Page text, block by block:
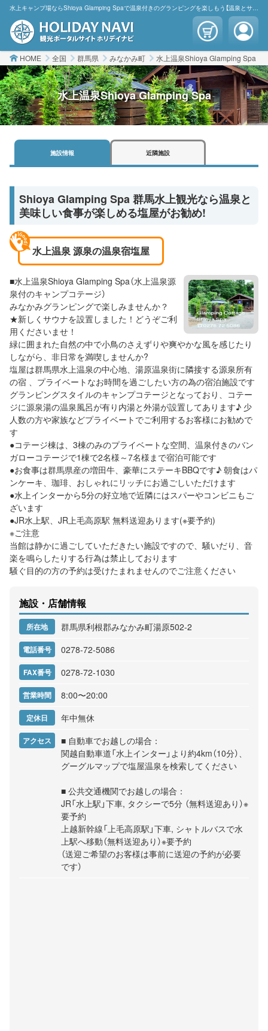
水上キャンプ場ならShioya Glamping Spaで温泉付きのグランピングを楽しもう【温泉とサウナ】で豪華グランピングをコテージで満喫｜お洒落なコテージ 塩屋温泉グランピングオフィシャルホームページ | ホリデイナビ
HOME 全国 群馬県 みなかみ町 水上温泉Shioya Glamping Spa
水上温泉Shioya Glamping Spa
施設情報 近隣施設
Shioya Glamping Spa 群馬水上観光なら温泉と
美味しい食事が楽しめる塩屋がお勧め!
水上温泉 源泉の温泉宿塩屋
■水上温泉Shioya Glamping Spa（水上温泉源
泉付のキャンプコテージ）
みなかみグランピングで楽しみませんか？
★新しくサウナを設置しました！どうぞご利
用くださいませ！
緑に囲まれた自然の中で小鳥のさえずりや爽やかな風を感じたり
しながら、非日常を満喫しませんか?
塩屋は群馬県水上温泉の中心地、湯原温泉街に隣接する源泉所有
の宿 、プライベートなお時間を過ごしたい方の為の宿泊施設です
グランピングスタイルのキャンプコテージとなっており、コテー
ジに源泉湯の温泉風呂が有り内湯と外湯が設置してあります♪ 少
人数の方や家族などプライベートでご利用するお客様にお勧めで
す
●コテージ棟は、3棟のみのプライベートな空間、温泉付きのバン
ガローコテージで1棟で2名様～7名様まで宿泊可能です
●お食事は群馬県産の増田牛、豪華にステーキBBQです♪ 朝食はパ
ンケーキ、珈琲、おしゃれにリッチにお過ごしいただけます
●水上インターから5分の好立地で近隣にはスパーやコンビニもご
ざいます
●JR水上駅、JR上毛高原駅 無料送迎あります(※要予約)
※ご注意
当館は静かに過ごしていただきたい施設ですので、騒いだり、音
楽を鳴らしたりする行為は禁止しております
騒ぐ目的の方の予約は受けたまれませんのでご注意ください
施設・店舗情報
所在地 群馬県利根郡みなかみ町湯原502-2
電話番号 0278-72-5086
FAX番号 0278-72-1030
営業時間 8:00〜20:00
定休日 年中無休
アクセス
■ 自動車でお越しの場合：
関越自動車道「水上インター」より約4km（10分）、
グーグルマップで塩屋温泉を検索してください
■ 公共交通機関でお越しの場合：
JR「水上駅」下車, タクシーで5分 （無料送迎あり）※
要予約
上越新幹線「上毛高原駅」下車, シャトルバスで水
上駅へ移動（無料送迎あり）※要予約
（送迎ご希望のお客様は事前に送迎の予約が必要
です）